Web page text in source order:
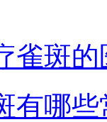
雀斑
有哪